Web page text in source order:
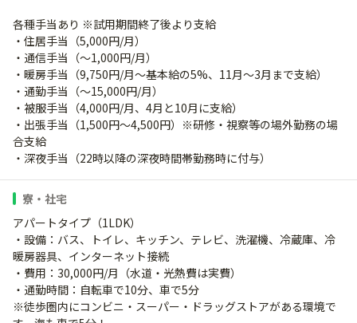
各種手当あり ※試用期間終了後より支給
・住居手当（5,000円/月）
・通信手当（～1,000円/月）
・暖房手当（9,750円/月～基本給の5%、11月～3月まで支給）
・通勤手当（～15,000円/月）
・被服手当（4,000円/月、4月と10月に支給）
・出張手当（1,500円～4,500円）※研修・視察等の場外勤務の場
合支給
・深夜手当（22時以降の深夜時間帯勤務時に付与）
寮・社宅
アパートタイプ（1LDK）
・設備：バス、トイレ、キッチン、テレビ、洗濯機、冷蔵庫、冷
暖房器具、インターネット接続
・費用：30,000円/月（水道・光熱費は実費）
・通勤時間：自転車で10分、車で5分
※徒歩圏内にコンビニ・スーパー・ドラッグストアがある環境で